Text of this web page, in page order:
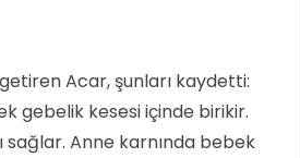
Acar, şunları kaydetti:
gebelik kesesi içinde birikir.
sağlar. Anne karnında bebek